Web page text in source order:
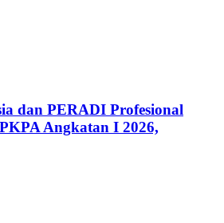
dan PERADI Profesional
Angkatan I 2026,